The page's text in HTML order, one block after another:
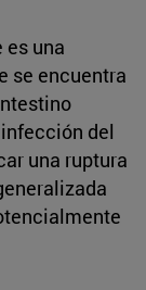
una
se encuentra
del
una ruptura